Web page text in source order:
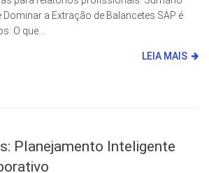
a Extração de Balancetes SAP é
O que...
LEIA MAIS
Planejamento Inteligente